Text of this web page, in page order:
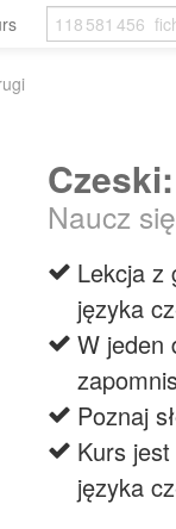
Naucz
Lekcja z
języka
W jeden
Poznaj
Kurs
języka